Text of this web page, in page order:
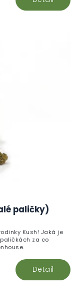
paličky)
Detail
Kush! Jaká je
za co